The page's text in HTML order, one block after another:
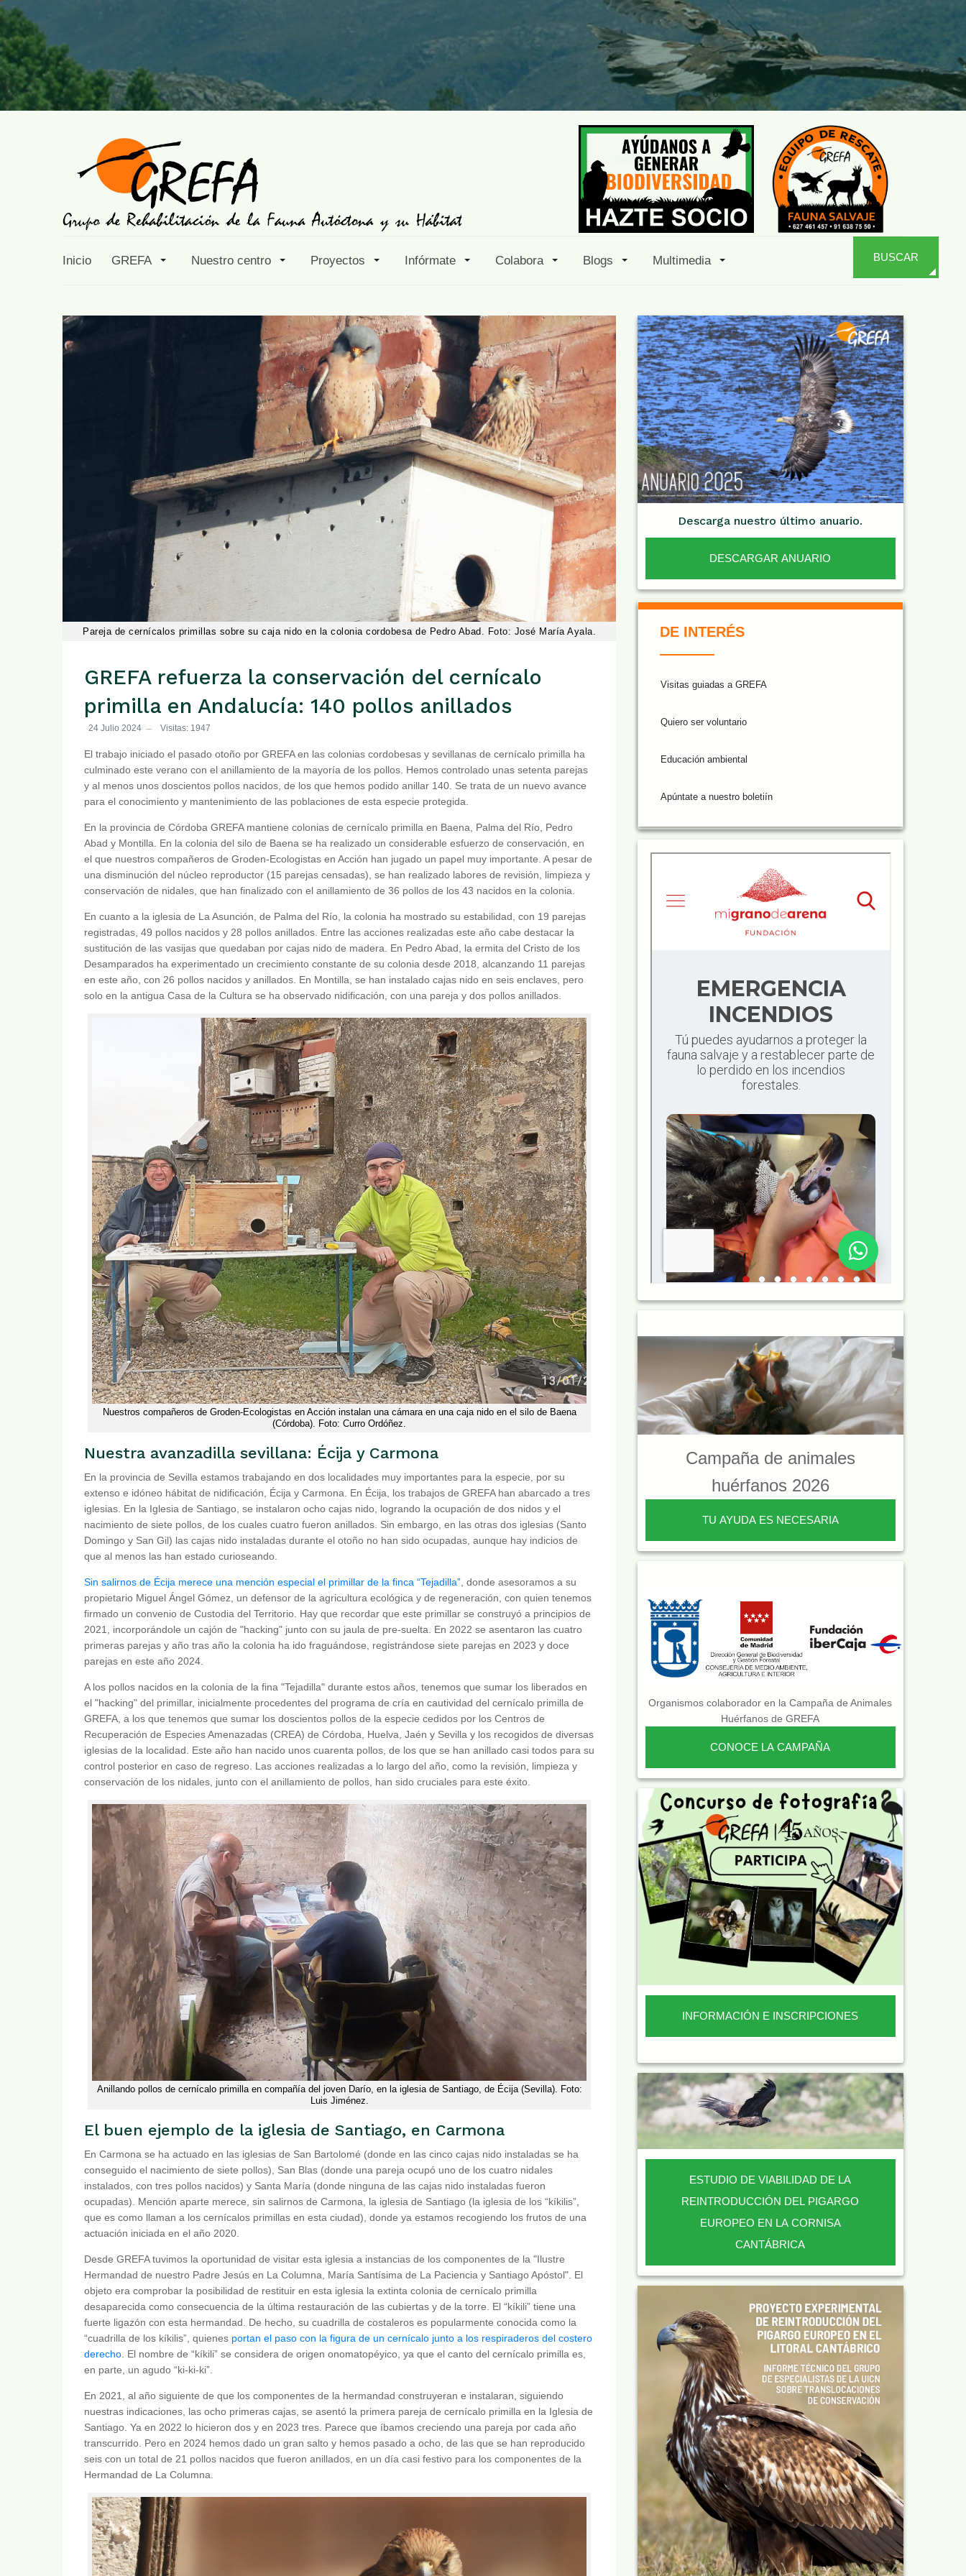
Inicio GREFA Nuestro centro Proyectos Infórmate Colabora Blogs Multimedia BUSCAR
Pareja de cernícalos primillas sobre su caja nido en la colonia cordobesa de Pedro Abad. Foto: José María Ayala.
GREFA refuerza la conservación del cernícalo
primilla en Andalucía: 140 pollos anillados
24 Julio 2024 Visitas: 1947
El trabajo iniciado el pasado otoño por GREFA en las colonias cordobesas y sevillanas de cernícalo primilla ha
culminado este verano con el anillamiento de la mayoría de los pollos. Hemos controlado unas setenta parejas
y al menos unos doscientos pollos nacidos, de los que hemos podido anillar 140. Se trata de un nuevo avance
para el conocimiento y mantenimiento de las poblaciones de esta especie protegida.
En la provincia de Córdoba GREFA mantiene colonias de cernícalo primilla en Baena, Palma del Río, Pedro
Abad y Montilla. En la colonia del silo de Baena se ha realizado un considerable esfuerzo de conservación, en
el que nuestros compañeros de Groden-Ecologistas en Acción han jugado un papel muy importante. A pesar de
una disminución del núcleo reproductor (15 parejas censadas), se han realizado labores de revisión, limpieza y
conservación de nidales, que han finalizado con el anillamiento de 36 pollos de los 43 nacidos en la colonia.
En cuanto a la iglesia de La Asunción, de Palma del Río, la colonia ha mostrado su estabilidad, con 19 parejas
registradas, 49 pollos nacidos y 28 pollos anillados. Entre las acciones realizadas este año cabe destacar la
sustitución de las vasijas que quedaban por cajas nido de madera. En Pedro Abad, la ermita del Cristo de los
Desamparados ha experimentado un crecimiento constante de su colonia desde 2018, alcanzando 11 parejas
en este año, con 26 pollos nacidos y anillados. En Montilla, se han instalado cajas nido en seis enclaves, pero
solo en la antigua Casa de la Cultura se ha observado nidificación, con una pareja y dos pollos anillados.
Nuestros compañeros de Groden-Ecologistas en Acción instalan una cámara en una caja nido en el silo de Baena
(Córdoba). Foto: Curro Ordóñez.
Nuestra avanzadilla sevillana: Écija y Carmona
En la provincia de Sevilla estamos trabajando en dos localidades muy importantes para la especie, por su
extenso e idóneo hábitat de nidificación, Écija y Carmona. En Écija, los trabajos de GREFA han abarcado a tres
iglesias. En la Iglesia de Santiago, se instalaron ocho cajas nido, logrando la ocupación de dos nidos y el
nacimiento de siete pollos, de los cuales cuatro fueron anillados. Sin embargo, en las otras dos iglesias (Santo
Domingo y San Gil) las cajas nido instaladas durante el otoño no han sido ocupadas, aunque hay indicios de
que al menos las han estado curioseando.
Sin salirnos de Écija merece una mención especial el primillar de la finca “Tejadilla” , donde asesoramos a su
propietario Miguel Ángel Gómez, un defensor de la agricultura ecológica y de regeneración, con quien tenemos
firmado un convenio de Custodia del Territorio. Hay que recordar que este primillar se construyó a principios de
2021, incorporándole un cajón de "hacking" junto con su jaula de pre-suelta. En 2022 se asentaron las cuatro
primeras parejas y año tras año la colonia ha ido fraguándose, registrándose siete parejas en 2023 y doce
parejas en este año 2024.
A los pollos nacidos en la colonia de la fina "Tejadilla" durante estos años, tenemos que sumar los liberados en
el "hacking" del primillar, inicialmente procedentes del programa de cría en cautividad del cernícalo primilla de
GREFA, a los que tenemos que sumar los doscientos pollos de la especie cedidos por los Centros de
Recuperación de Especies Amenazadas (CREA) de Córdoba, Huelva, Jaén y Sevilla y los recogidos de diversas
iglesias de la localidad. Este año han nacido unos cuarenta pollos, de los que se han anillado casi todos para su
control posterior en caso de regreso. Las acciones realizadas a lo largo del año, como la revisión, limpieza y
conservación de los nidales, junto con el anillamiento de pollos, han sido cruciales para este éxito.
Anillando pollos de cernícalo primilla en compañía del joven Darío, en la iglesia de Santiago, de Écija (Sevilla). Foto:
Luis Jiménez.
El buen ejemplo de la iglesia de Santiago, en Carmona
En Carmona se ha actuado en las iglesias de San Bartolomé (donde en las cinco cajas nido instaladas se ha
conseguido el nacimiento de siete pollos), San Blas (donde una pareja ocupó uno de los cuatro nidales
instalados, con tres pollos nacidos) y Santa María (donde ninguna de las cajas nido instaladas fueron
ocupadas). Mención aparte merece, sin salirnos de Carmona, la iglesia de Santiago (la iglesia de los “kíkilis”,
que es como llaman a los cernícalos primillas en esta ciudad), donde ya estamos recogiendo los frutos de una
actuación iniciada en el año 2020.
Desde GREFA tuvimos la oportunidad de visitar esta iglesia a instancias de los componentes de la "Ilustre
Hermandad de nuestro Padre Jesús en La Columna, María Santísima de La Paciencia y Santiago Apóstol". El
objeto era comprobar la posibilidad de restituir en esta iglesia la extinta colonia de cernícalo primilla
desaparecida como consecuencia de la última restauración de las cubiertas y de la torre. El “kíkili” tiene una
fuerte ligazón con esta hermandad. De hecho, su cuadrilla de costaleros es popularmente conocida como la
“cuadrilla de los kíkilis”, quienes portan el paso con la figura de un cernícalo junto a los respiraderos del costero
derecho . El nombre de “kíkili” se considera de origen onomatopéyico, ya que el canto del cernícalo primilla es,
en parte, un agudo “ki-ki-ki”.
En 2021, al año siguiente de que los componentes de la hermandad construyeran e instalaran, siguiendo
nuestras indicaciones, las ocho primeras cajas, se asentó la primera pareja de cernícalo primilla en la Iglesia de
Santiago. Ya en 2022 lo hicieron dos y en 2023 tres. Parece que íbamos creciendo una pareja por cada año
transcurrido. Pero en 2024 hemos dado un gran salto y hemos pasado a ocho, de las que se han reproducido
seis con un total de 21 pollos nacidos que fueron anillados, en un día casi festivo para los componentes de la
Hermandad de La Columna.
Descarga nuestro último anuario.
DESCARGAR ANUARIO
DE INTERÉS
Visitas guiadas a GREFA
Quiero ser voluntario
Educación ambiental
Apúntate a nuestro boletiín
Campaña de animales
huérfanos 2026
TU AYUDA ES NECESARIA
Organismos colaborador en la Campaña de Animales
Huérfanos de GREFA
CONOCE LA CAMPAÑA
INFORMACIÓN E INSCRIPCIONES
ESTUDIO DE VIABILIDAD DE LA
REINTRODUCCIÓN DEL PIGARGO
EUROPEO EN LA CORNISA
CANTÁBRICA